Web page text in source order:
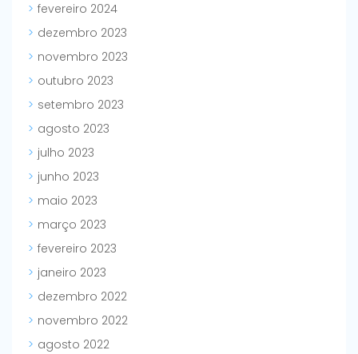
fevereiro 2024
dezembro 2023
novembro 2023
outubro 2023
setembro 2023
agosto 2023
julho 2023
junho 2023
maio 2023
março 2023
fevereiro 2023
janeiro 2023
dezembro 2022
novembro 2022
agosto 2022